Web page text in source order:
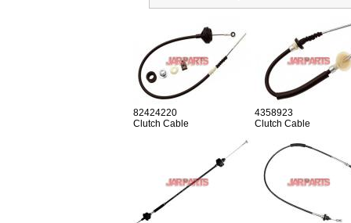
82424220
Clutch Cable
4358923
Clutch Cable